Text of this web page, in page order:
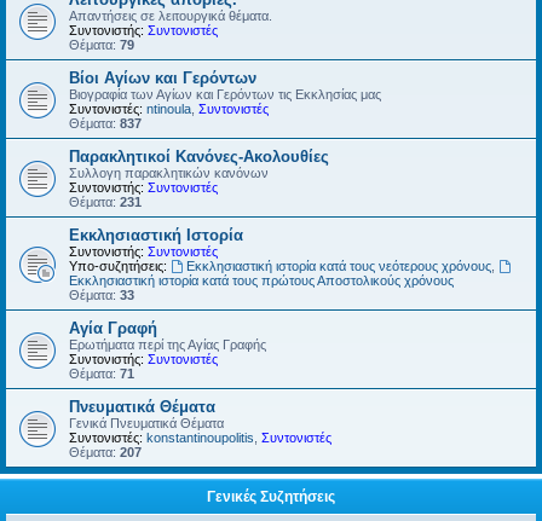
Απαντήσεις σε λειτουργικά θέματα.
Συντονιστής: Συντονιστές
Θέματα: 79
Βίοι Αγίων και Γερόντων
Βιογραφία των Αγίων και Γερόντων τις Εκκλησίας μας
Συντονιστές: ntinoula Συντονιστές
Θέματα: 837
Παρακλητικοί Κανόνες-Ακολουθίες
Συλλογη παρακλητικών κανόνων
Συντονιστής: Συντονιστές
Θέματα: 231
Εκκλησιαστική Ιστορία
Συντονιστής: Συντονιστές
Υπο-συζητήσεις:
Εκκλησιαστική ιστορία κατά τους νεότερους χρόνους,
Εκκλησιαστική ιστορία κατά τους πρώτους Αποστολικούς χρόνους
Θέματα: 33
Αγία Γραφή
Ερωτήματα περί της Αγίας Γραφής
Συντονιστής: Συντονιστές
Θέματα: 71
Πνευματικά Θέματα
Γενικά Πνευματικά Θέματα
Συντονιστές: konstantinoupolitis Συντονιστές
Θέματα: 207
Γενικές Συζητήσεις